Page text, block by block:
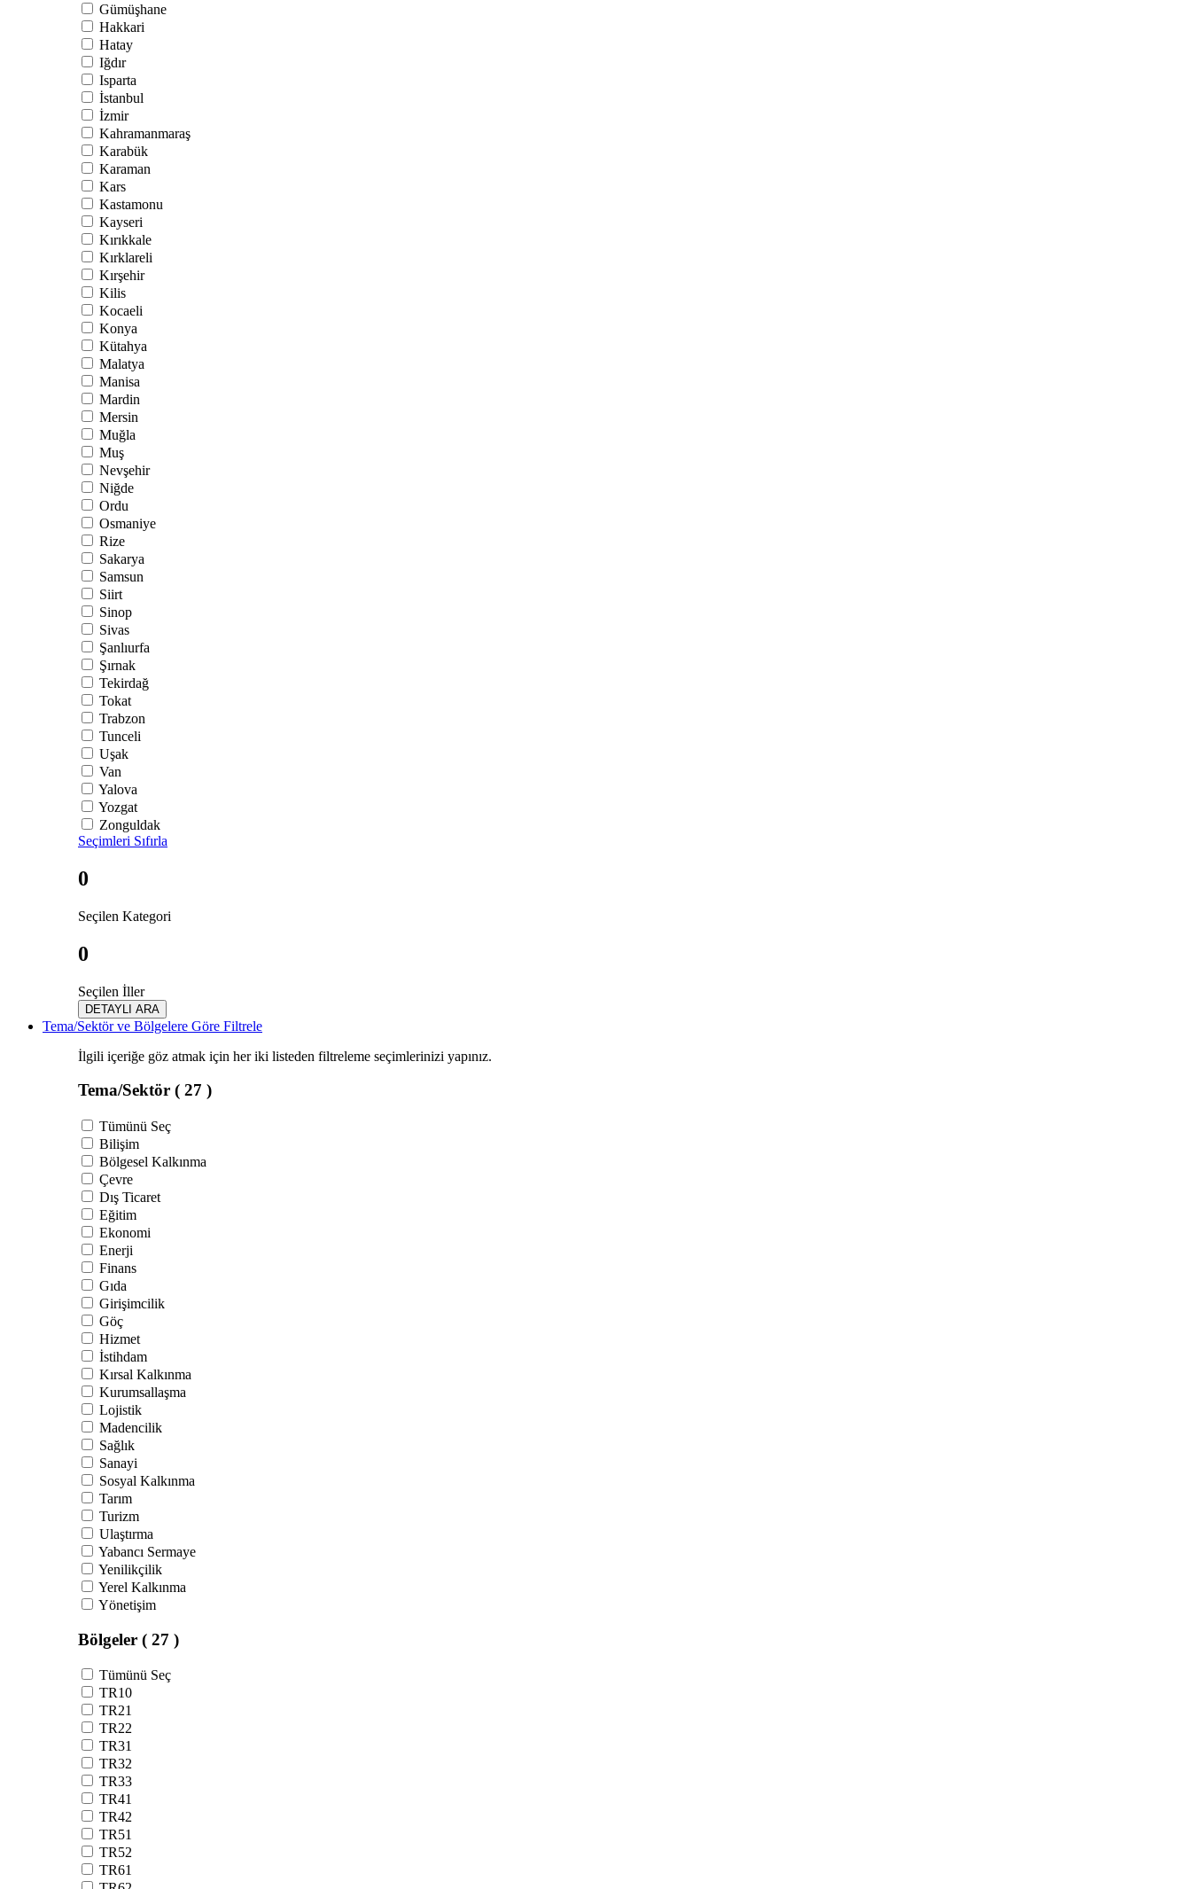
Gümüşhane
Hakkari
Hatay
Iğdır
Isparta
İstanbul
İzmir
Kahramanmaraş
Karabük
Karaman
Kars
Kastamonu
Kayseri
Kırıkkale
Kırklareli
Kırşehir
Kilis
Kocaeli
Konya
Kütahya
Malatya
Manisa
Mardin
Mersin
Muğla
Muş
Nevşehir
Niğde
Ordu
Osmaniye
Rize
Sakarya
Samsun
Siirt
Sinop
Sivas
Şanlıurfa
Şırnak
Tekirdağ
Tokat
Trabzon
Tunceli
Uşak
Van
Yalova
Yozgat
Zonguldak
Seçimleri Sıfırla
0
Seçilen Kategori
0
Seçilen İller
DETAYLI ARA
Tema/Sektör ve Bölgelere Göre Filtrele
İlgili içeriğe göz atmak için her iki listeden filtreleme seçimlerinizi yapınız.
Tema/Sektör ( 27 )
Tümünü Seç
Bilişim
Bölgesel Kalkınma
Çevre
Dış Ticaret
Eğitim
Ekonomi
Enerji
Finans
Gıda
Girişimcilik
Göç
Hizmet
İstihdam
Kırsal Kalkınma
Kurumsallaşma
Lojistik
Madencilik
Sağlık
Sanayi
Sosyal Kalkınma
Tarım
Turizm
Ulaştırma
Yabancı Sermaye
Yenilikçilik
Yerel Kalkınma
Yönetişim
Bölgeler ( 27 )
Tümünü Seç
TR10
TR21
TR22
TR31
TR32
TR33
TR41
TR42
TR51
TR52
TR61